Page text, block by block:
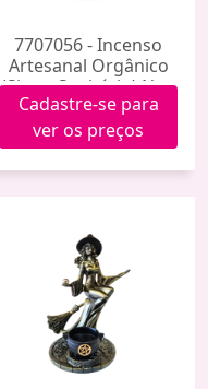
7707056 - Incenso
Artesanal Orgânico
(Signo Sagitário) Noa
Cadastre-se para
ver os preços